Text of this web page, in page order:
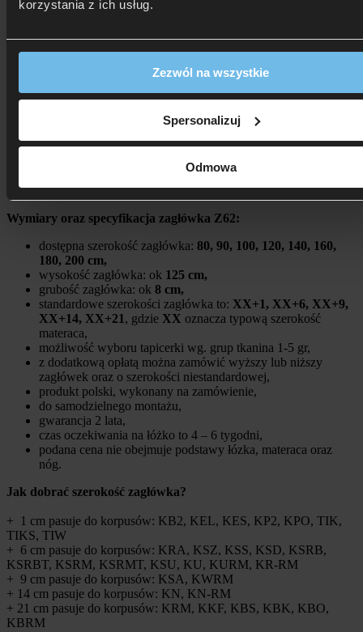
korzystania z ich usług.
Zezwól na wszystkie
Spersonalizuj
Odmowa
odpowiednie podparcie nie zabierając przy tym dużo miejsca
oraz innej szerokości niż standardowa.
Do konfiguracji łóżka w systemie Box Multisystem należy
szerokość łóżka,
model wezgłowia i jego szerokość,
wysokość, kolor oraz kształt nóżek.
Wymiary oraz specyfikacja zagłówka Z62:
dostępna szerokość zagłówka: 80, 90, 100, 120, 140, 160,
180, 200 cm,
wysokość zagłówka: ok 125 cm,
grubość zagłówka: ok 8 cm,
standardowe szerokości zagłówka to: XX+1, XX+6, XX+9,
XX+14, XX+21 , gdzie XX oznacza typową szerokość
materaca,
możliwość wyboru tapicerki wg. grup tkanina 1-5 gr,
z dodatkową opłatą można zamówić wyższy lub niższy
zagłówek oraz o szerokości niestandardowej,
produkt polski, wykonany na zamówienie,
do samodzielnego montażu,
gwarancja 2 lata,
czas oczekiwania na łóżko to 4 – 6 tygodni,
podana cena nie obejmuje podstawy łózka, materaca oraz
nóg.
Jak dobrać szerokość zagłówka?
+ 1 cm pasuje do korpusów: KB2, KEL, KES, KP2, KPO, TIK,
TIKS, TIW
+ 6 cm pasuje do korpusów: KRA, KSZ, KSS, KSD, KSRB,
KSRBT, KSRM, KSRMT, KSU, KU, KURM, KR-RM
+ 9 cm pasuje do korpusów: KSA, KWRM
+ 14 cm pasuje do korpusów: KN, KN-RM
+ 21 cm pasuje do korpusów: KRM, KKF, KBS, KBK, KBO,
KBRM